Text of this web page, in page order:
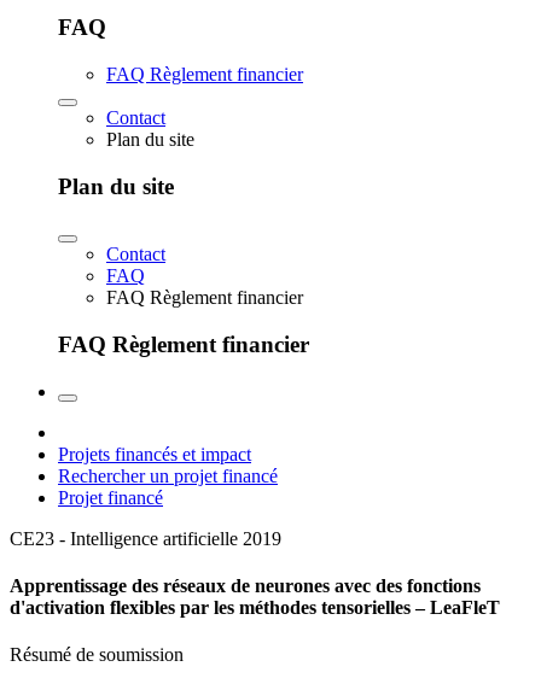
FAQ
FAQ Règlement financier
Contact
Plan du site
Plan du site
Contact
FAQ
FAQ Règlement financier
FAQ Règlement financier
Projets financés et impact
Rechercher un projet financé
Projet financé
CE23 - Intelligence artificielle 2019
Apprentissage des réseaux de neurones avec des fonctions
d'activation flexibles par les méthodes tensorielles – LeaFleT
Résumé de soumission